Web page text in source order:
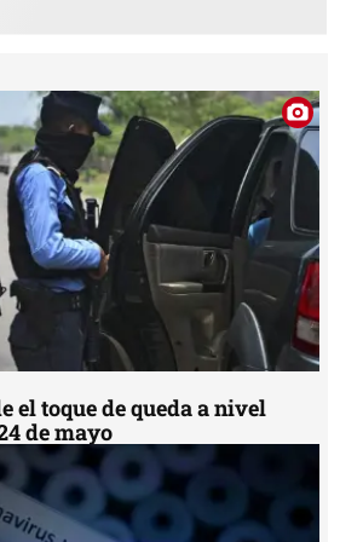
el toque de queda a nivel
de mayo